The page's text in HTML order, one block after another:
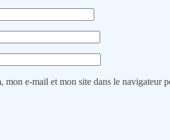
mon e-mail et mon site dans le navigateur